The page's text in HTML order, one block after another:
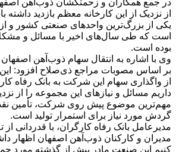
از نزدیک از این کارخانه معظم بازدید
یکی از بزرگ‌ترین واحدهای صنعتی کشور و از
است که طی سال‌های اخیر با مسائل و
بوده است.
وی با اشاره به انتقال سهام ذوب‌آهن اصفهان
بر اساس مصوبات مراجع ذی‌صلاح افزود: این
از واگذاری سهام این شرکت به بانک رفاه
داریم مسائل و نیازهای این مجموعه را از
مهم‌ترین موضوع پیش روی شرکت، تأمین
گردش مورد نیاز برای استمرار تولید است.
مدیرعامل بانک رفاه کارگران، با قدردانی
مدیران و کارکنان ذوب‌آهن اصفهان اظهار
کنیم این صنعت مادر بیش از گذشته مورد